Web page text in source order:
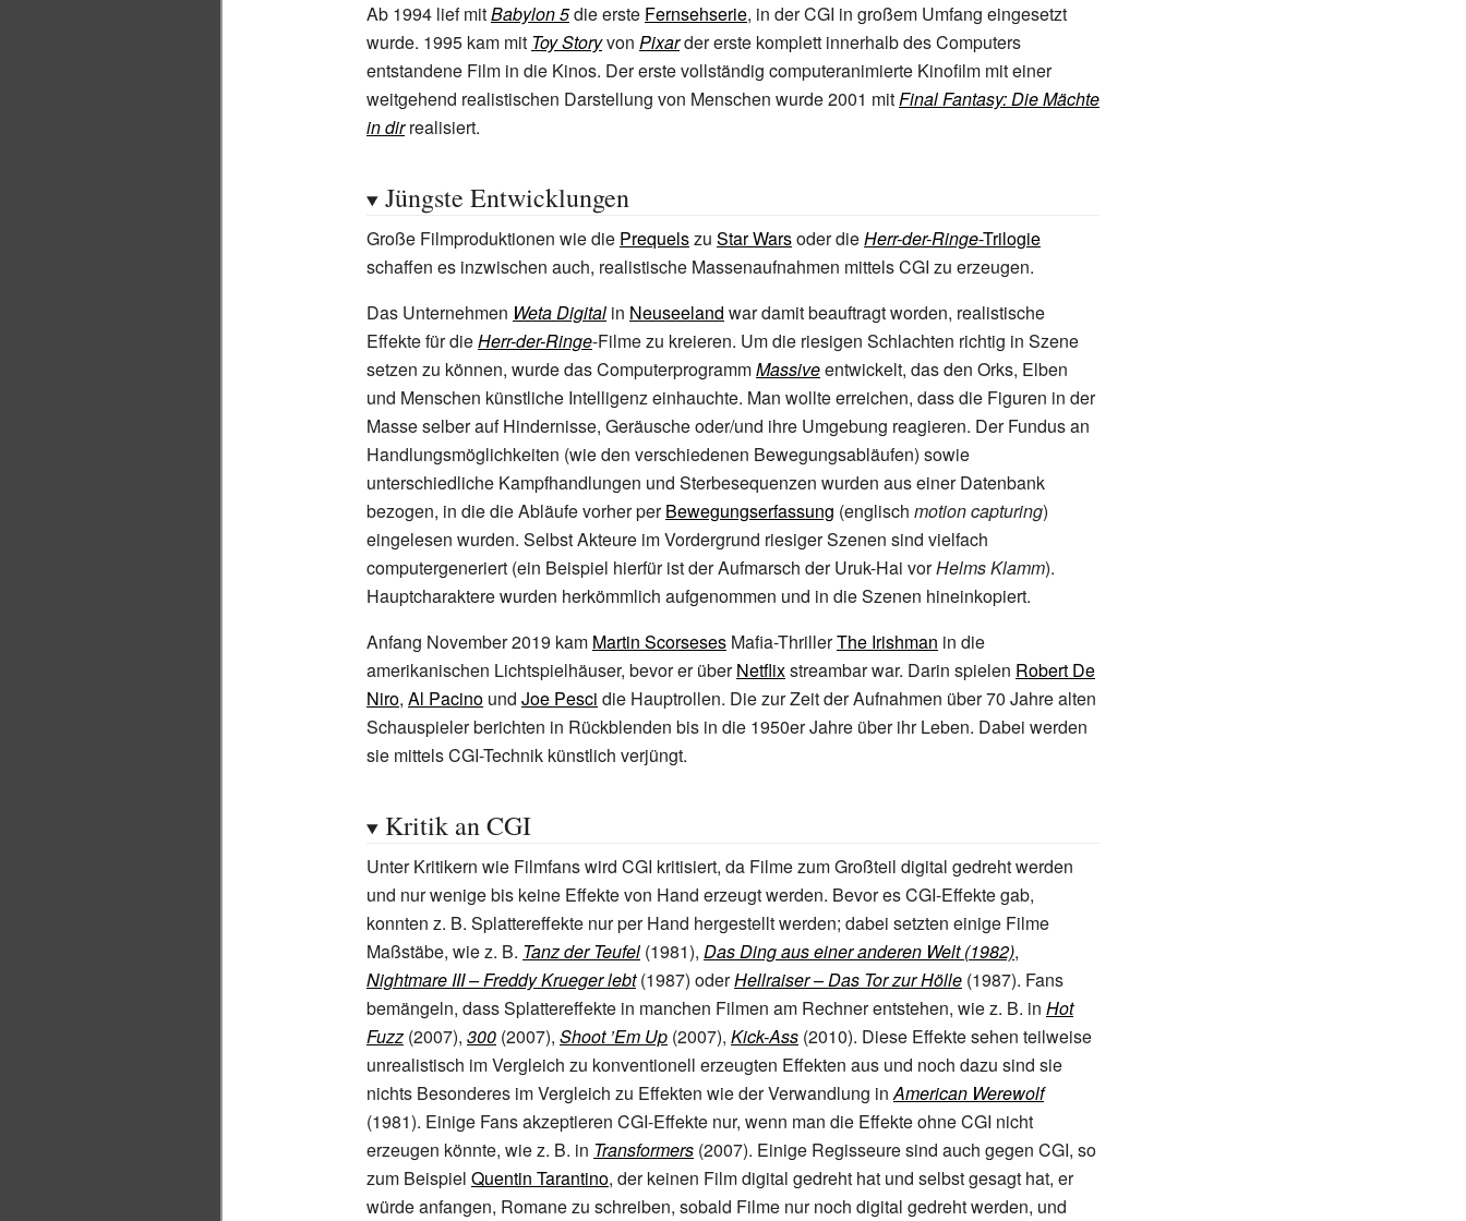
Ab 1994 lief mitBabylon 5die erste Fernsehserie, in der CGI in großem Umfang eingesetzt
wurde. 1995 kam mit Toy Storyvon Pixarder erste komplett innerhalb des Computers
entstandene Film in die Kinos. Der erste vollständig computeranimierte Kinofilm mit einer
weitgehend realistischen Darstellung von Menschen wurde 2001 mitFinal Fantasy: Die Mächte
in dirrealisiert.
Jüngste Entwicklungen
Große Filmproduktionen wie die Prequelszu Star Warsoder dieHerr-der-Ringe-Trilogie
schaffen es inzwischen auch, realistische Massenaufnahmen mittels CGI zu erzeugen.
Das Unternehmen Weta Digital in Neuseeland war damit beauftragt worden, realistische
Effekte für dieHerr-der-Ringe-Filme zu kreieren. Um die riesigen Schlachten richtig in Szene
setzen zu können, wurde das ComputerprogrammMassiveentwickelt, das den Orks, Elben
und Menschen künstliche Intelligenz einhauchte. Man wollte erreichen, dass die Figuren in der
Masse selber auf Hindernisse, Geräusche oder/und ihre Umgebung reagieren. Der Fundus an
Handlungsmöglichkeiten (wie den verschiedenen Bewegungsabläufen) sowie
unterschiedliche Kampfhandlungen und Sterbesequenzen wurden aus einer Datenbank
bezogen, in die die Abläufe vorher perBewegungserfassung (englisch motion capturing)
eingelesen wurden. Selbst Akteure im Vordergrund riesiger Szenen sind vielfach
computergeneriert (ein Beispiel hierfür ist der Aufmarsch der Uruk-Hai vorHelms Klamm).
Hauptcharaktere wurden herkömmlich aufgenommen und in die Szenen hineinkopiert.
Anfang November 2019 kam Martin Scorseses Mafia-ThrillerThe Irishman in die
amerikanischen Lichtspielhäuser, bevor er überNetflixstreambar war. Darin spielen Robert De
Niro, Al Pacino und Joe Pesci die Hauptrollen. Die zur Zeit der Aufnahmen über 70 Jahre alten
Schauspieler berichten in Rückblenden bis in die 1950er Jahre über ihr Leben. Dabei werden
sie mittels CGI-Technik künstlich verjüngt.
Kritik an CGI
Unter Kritikern wie Filmfans wird CGI kritisiert, da Filme zum Großteil digital gedreht werden
und nur wenige bis keine Effekte von Hand erzeugt werden. Bevor es CGI-Effekte gab,
konnten z. B. Splattereffekte nur per Hand hergestellt werden; dabei setzten einige Filme
Maßstäbe, wie z. B. Tanz der Teufel (1981), Das Ding aus einer anderen Welt (1982),
Nightmare III – Freddy Krueger lebt(1987) oderHellraiser – Das Tor zur Hölle (1987). Fans
bemängeln, dass Splattereffekte in manchen Filmen am Rechner entstehen, wie z. B. in Hot
Fuzz (2007), 300 (2007), Shoot ’Em Up (2007), Kick-Ass (2010). Diese Effekte sehen teilweise
unrealistisch im Vergleich zu konventionell erzeugten Effekten aus und noch dazu sind sie
nichts Besonderes im Vergleich zu Effekten wie der Verwandlung inAmerican Werewolf
(1981). Einige Fans akzeptieren CGI-Effekte nur, wenn man die Effekte ohne CGI nicht
erzeugen könnte, wie z. B. in Transformers (2007). Einige Regisseure sind auch gegen CGI, so
zum Beispiel Quentin Tarantino, der keinen Film digital gedreht hat und selbst gesagt hat, er
würde anfangen, Romane zu schreiben, sobald Filme nur noch digital gedreht werden, und